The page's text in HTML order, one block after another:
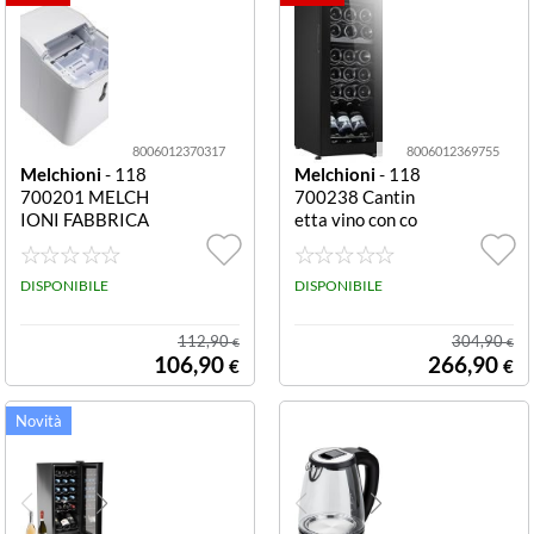
etro 425 mm, al
tezza 295 mm.
8006012370317
Melchioni- 118
700201 MELCH
IONI FABBRICA
TORE GHIACCI
O CUBIKFINO
A 12 KG AL GIR
DISPONIBILE
112,90€
106,90 €
8006012369755
Melchioni- 118
700238 Cantin
etta vino con co
mpressore 18 b
ottiglie nero FRI
GO CANTINA 5
DISPONIBILE
304,90€
266,90 €